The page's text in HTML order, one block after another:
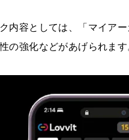
内容としては、「マイア
の強化などがあげられます